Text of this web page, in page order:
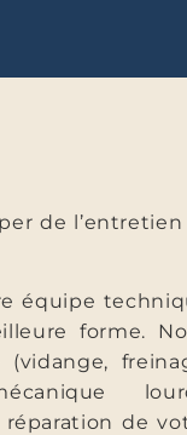
de
équipe
forme.
de